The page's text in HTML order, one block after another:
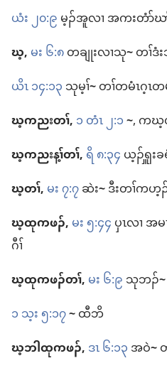
ယံး ၂၀:၉မ့ၣ်အူ​လၢ အ​ကးတံာ်​
ဃ့,မး ၆:၈တချုး​လၢ​သု~တၢ်​ဒံ
ယိၤ ၁၄:၁၃သု​မ့ၢ်~တၢ်​တ​မံၤဂ့ၤ​
ဃ့ကညး​တၢ်,၁ တံၤ ၂:၁~, က​ဃ့​
ဃ့ကညး​န့ၢ်​တၢ်,ရိ ၈:၃၄ယ့ၣ်ၡူး​ခ
ဃ့​တၢ်,မး ၇:၇ဆဲး~ဒီး​တၢ်​က​
ဃ့​ထုကဖၣ်,မး ၅:၄၄ပှၤလၢ အ​
ဂီၢ်
ဃ့​ထုကဖၣ်​တၢ်,မး ၆:၉သု​ဘၣ်~
၁ သ့း ၅:၁၇~ထီဘိ
ဃ့​ဘါ​ထုကဖၣ်,ဒၤ ၆:၁၃အဝဲ~